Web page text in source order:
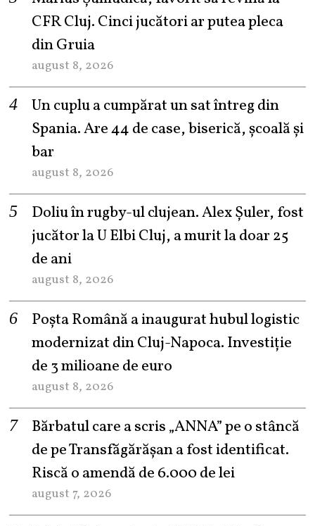
CFR Cluj. Cinci jucători ar putea pleca
din Gruia
august 8, 2026
Un cuplu a cumpărat un sat întreg din
Spania. Are 44 de case, biserică, școală și
bar
august 8, 2026
Doliu în rugby-ul clujean. Alex Șuler, fost
jucător la U Elbi Cluj, a murit la doar 25
de ani
august 8, 2026
Poșta Română a inaugurat hubul logistic
modernizat din Cluj-Napoca. Investiție
de 3 milioane de euro
august 8, 2026
Bărbatul care a scris „ANNA” pe o stâncă
de pe Transfăgărășan a fost identificat.
Riscă o amendă de 6.000 de lei
august 7, 2026